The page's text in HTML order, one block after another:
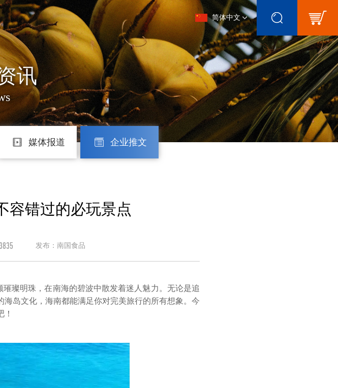
简体中文
讯
媒体报道 企业推文
容错过的必玩景点
3835 发布：南国食品
璨明珠，在南海的碧波中散发着迷人魅力。无论是追
岛文化，海南都能满足你对完美旅行的所有想象。今